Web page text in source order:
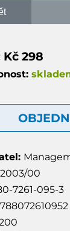
Kč 298
2003/00
7261-095-3